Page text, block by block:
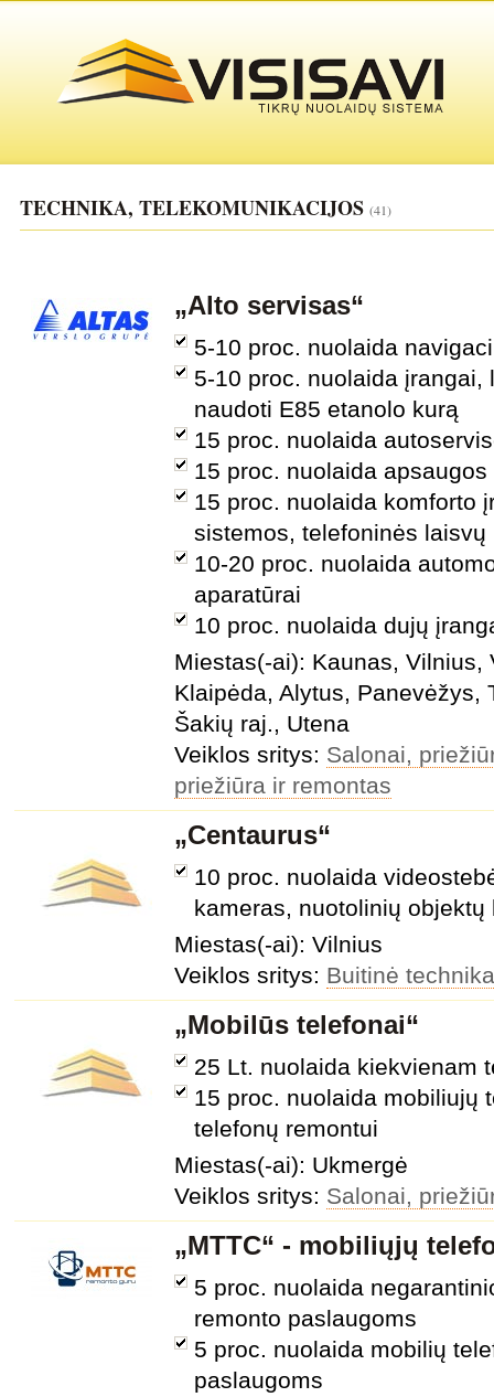
TECHNIKA, TELEKOMUNIKACIJOS (41)
„Alto servisas“
5-10 proc. nuolaida
5-10 proc. nuolaida
naudoti E85 etanolo kurą
15 proc. nuolaida
15 proc. nuolaida
15 proc. nuolaida komforto
sistemos, telefoninės laisvų
10-20 proc. nuolaida
aparatūrai
10 proc. nuolaida dujų
Miestas(-ai): Kaunas, Vilnius,
Klaipėda, Alytus, Panevėžys,
Šakių raj., Utena
Veiklos sritys: Salonai,
priežiūra ir remontas
„Centaurus“
10 proc. nuolaida
kameras, nuotolinių objektų
Miestas(-ai): Vilnius
Veiklos sritys: Buitinė
„Mobilūs telefonai“
25 Lt. nuolaida kiekvienam
15 proc. nuolaida mobiliujų
telefonų remontui
Miestas(-ai): Ukmergė
Veiklos sritys: Salonai,
„MTTC“ - mobiliųjų
5 proc. nuolaida
remonto paslaugoms
5 proc. nuolaida mobilių
paslaugoms